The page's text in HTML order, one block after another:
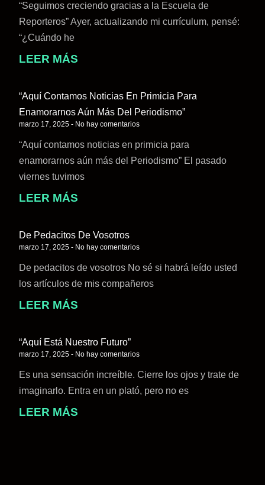
“Seguimos creciendo gracias a la Escuela de
Reporteros” Ayer, actualizando mi currículum, pensé:
“¿Cuándo he
LEER MÁS
“Aquí Contamos Noticias En Primicia Para
Enamorarnos Aún Más Del Periodismo”
marzo 17, 2025 No hay comentarios
“Aquí contamos noticias en primicia para
enamorarnos aún más del Periodismo” El pasado
viernes tuvimos
LEER MÁS
De Pedacitos De Vosotros
marzo 17, 2025 No hay comentarios
De pedacitos de vosotros No sé si habrá leído usted
los artículos de mis compañeros
LEER MÁS
“Aquí Está Nuestro Futuro”
marzo 17, 2025 No hay comentarios
Es una sensación increíble. Cierre los ojos y trate de
imaginarlo. Entra en un plató, pero no es
LEER MÁS